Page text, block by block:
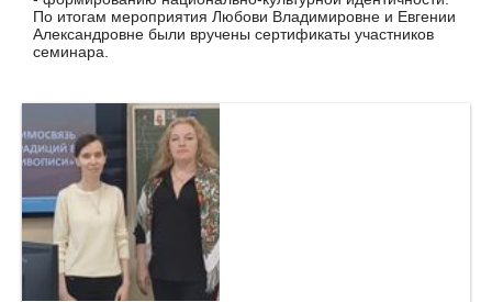
По итогам мероприятия Любови Владимировне и Евгении
Александровне были вручены сертификаты участников
семинара.